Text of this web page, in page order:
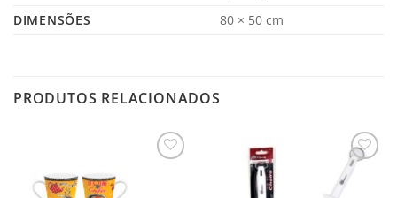
DIMENSÕES
80 × 50 cm
PRODUTOS RELACIONADOS
Salvar